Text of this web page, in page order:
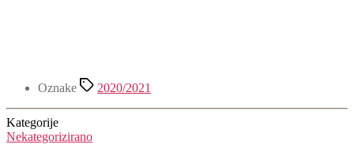
Oznake 2020/2021
Kategorije
Nekategorizirano